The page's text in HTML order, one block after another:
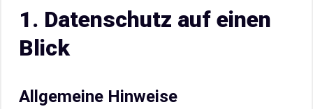
1. Datenschutz auf einen
Blick
Allgemeine Hinweise